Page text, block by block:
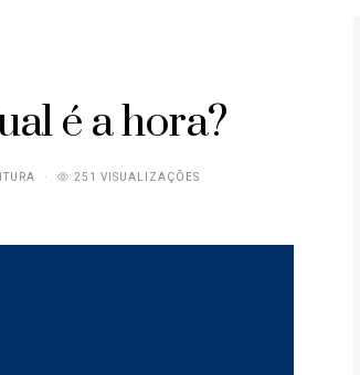
é a hora?
251 VISUALIZAÇÕES